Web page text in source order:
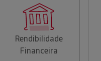
Rendibilidade
Financeira